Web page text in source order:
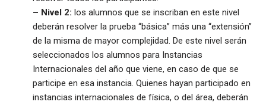
– Nivel 2: los alumnos que se inscriban en este nivel
deberán resolver la prueba “básica” más una “extensión”
de la misma de mayor complejidad. De este nivel serán
seleccionados los alumnos para Instancias
Internacionales del año que viene, en caso de que se
participe en esa instancia. Quienes hayan participado en
instancias internacionales de física, o del área, deberán